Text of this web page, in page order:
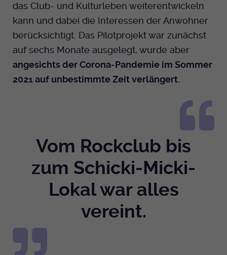
das Club- und Kulturleben weiterentwickeln
kann und dabei die Interessen der Anwohner
berücksichtigt. Das Pilotprojekt war zunächst
auf sechs Monate ausgelegt, wurde aber
angesichts der Corona-Pandemie im Sommer
2021 auf unbestimmte Zeit verlängert.
Vom Rockclub bis
zum Schicki-Micki-
Lokal war alles
vereint.